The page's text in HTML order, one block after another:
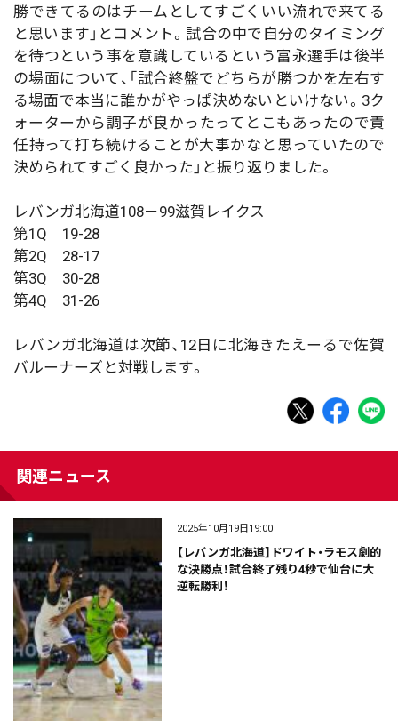
勝できてるのはチームとしてすごくいい流れで来てる
と思います」とコメント。試合の中で自分のタイミング
を待つという事を意識しているという富永選手は後半
の場面について、「試合終盤でどちらが勝つかを左右す
る場面で本当に誰かがやっぱ決めないといけない。3ク
ォーターから調子が良かったってとこもあったので責
任持って打ち続けることが大事かなと思っていたので
決められてすごく良かった」と振り返りました。
レバンガ北海道108－99滋賀レイクス
第1Q 19-28
第2Q 28-17
第3Q 30-28
第4Q 31-26
レバンガ北海道は次節、12日に北海きたえーるで佐賀
バルーナーズと対戦します。
関連ニュース
2025年10月19日19:00
【レバンガ北海道】ドワイト・ラモス劇的
な決勝点！試合終了残り4秒で仙台に大
逆転勝利！